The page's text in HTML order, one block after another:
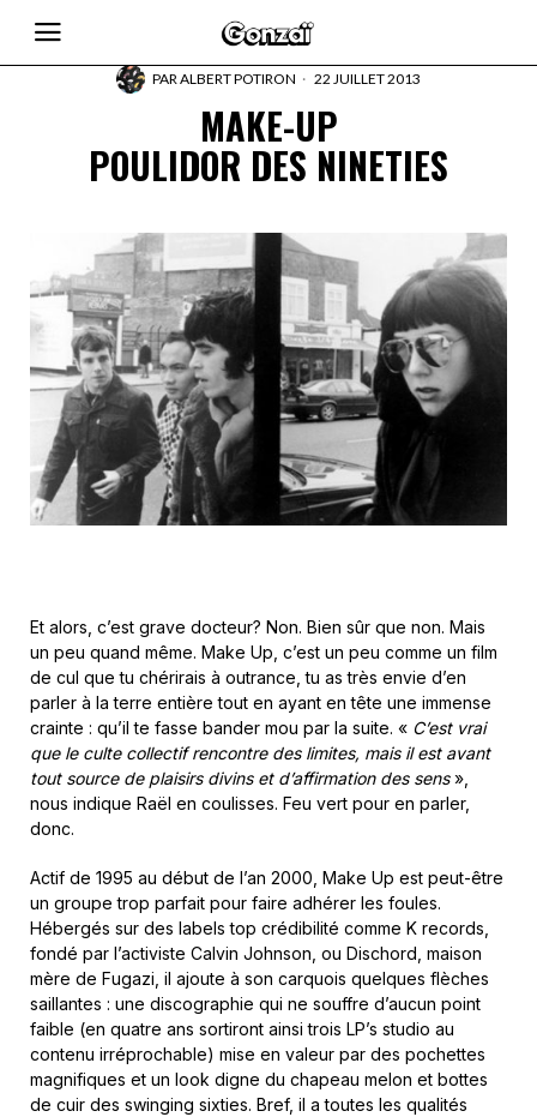
PARALBERT POTIRON 22 JUILLET 2013
MAKE-UP
POULIDOR DES NINETIES
Et alors, c’est grave docteur? Non. Bien sûr que non. Mais
un peu quand même. Make Up, c’est un peu comme un film
de cul que tu chérirais à outrance, tu as très envie d’en
parler à la terre entière tout en ayant en tête une immense
crainte : qu’il te fasse bander mou par la suite. « C’est vrai
que le culte collectif rencontre des limites, mais il est avant
tout source de plaisirs divins et d’affirmation des sens»,
nous indique Raël en coulisses. Feu vert pour en parler,
donc.
Actif de 1995 au début de l’an 2000, Make Up est peut-être
un groupe trop parfait pour faire adhérer les foules.
Hébergés sur des labels top crédibilité comme K records,
fondé par l’activiste Calvin Johnson, ou Dischord, maison
mère de Fugazi, il ajoute à son carquois quelques flèches
saillantes : une discographie qui ne souffre d’aucun point
faible (en quatre ans sortiront ainsi trois LP’s studio au
contenu irréprochable) mise en valeur par des pochettes
magnifiques et un look digne du chapeau melon et bottes
de cuir des swinging sixties. Bref, il a toutes les qualités